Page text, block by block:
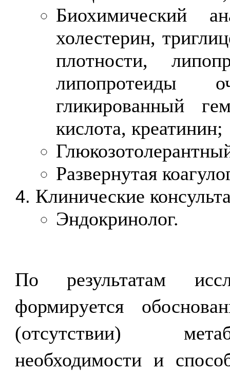
Биохимический
холестерин,
плотности,
липопротеиды
гликированный
кислота, креатинин;
Развернутая
Клинические
Эндокринолог.
По результатам
формируется
(отсутствии)
необходимости и